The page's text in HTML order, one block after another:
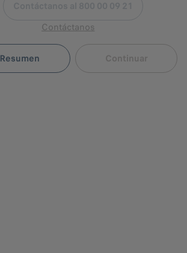
Contáctanos
Resumen Continuar